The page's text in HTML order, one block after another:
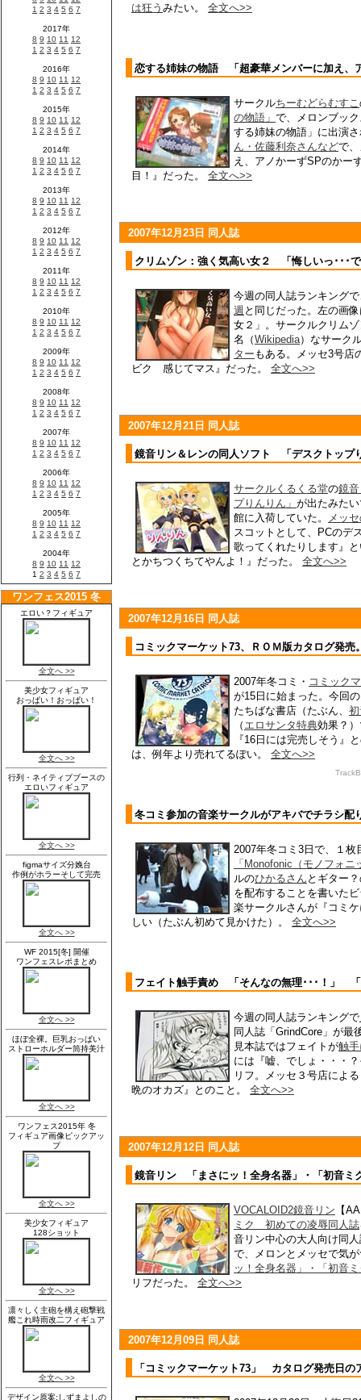
は狂う みたい。 全文へ>>
恋する姉妹の物語 「超豪華メンバーに加え、
サークルちーむどらむすこ
の物語」 で、メロンブッ
する姉妹の物語」に出演
ん・佐藤利奈さんなどで
え、アノかーずSPのかー
目！』だった。 全文へ>>
2007年12月23日 同人誌
クリムゾン：強く気高い女２ 「悔しいっ･･･
今週の同人誌ランキング
週 と同じだった。左の画
女２」。サークルクリム
名（Wikipedia）なサーク
ター もある。メッセ3号店
ビク 感じてマス』だった。 全文へ>>
2007年12月21日 同人誌
鏡音リン＆レンの同人ソフト 「デスクトップ
サークルくるくる堂の鏡
プりんりん」 が出たみた
館に入荷していた。
メッ
スコットとして、PCのデ
歌ってくれたりします』
とかちつくちてやんよ！』だった。 全文へ>>
2007年12月16日 同人誌
コミックマーケット73、ＲＯＭ版カタログ発売
2007年冬コミ・ コミック
が15日に始まった。今回
たちばな書店（たぶん、
（ エロサンタ特典効果？
『16日には完売しそう』
は、例年より売れてるぽい。 全文へ>>
冬コミ参加の音楽サークルがアキバでチラシ
2007年冬コミ3日で、１枚
「Monofonic（モノフォニ
ルのひかるさん とギター
を配布することを書いた
楽サークルさんが『コミ
しい（たぶん初めて見かけた）。 全文へ>>
フェイト触手責め 「そんなの無理･･･！」
今週の同人誌ランキングで
同人誌「GrindCore」が最
見本誌ではフェイトが触
には『嘘、でしょ・・・
リフ。メッセ３号店によ
晩のオカズ』とのこと。 全文へ>>
2007年12月12日 同人誌
鏡音リン 「まさにッ！全身名器」・「初音ミ
VOCALOID2鏡音リン 【
ミク 初めての凌辱同人誌
音リン中心の大人向け同
で、メロンとメッセで気
ッ！全身名器」・「初音
リフだった。 全文へ>>
2007年12月09日 同人誌
「コミックマーケット73」 カタログ発売日の